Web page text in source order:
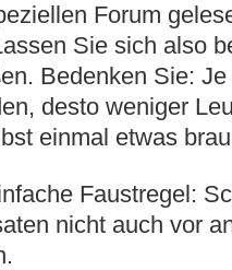
Forum
Sie sich also
Bedenken Sie:
desto weniger
einmal etwas
Faustregel:
nicht auch vor